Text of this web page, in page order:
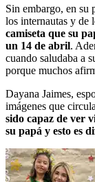
Sin embargo, en su
los internautas y de
camiseta que su
un 14 de abril.
cuando saludaba a
porque muchos
Dayana Jaimes,
imágenes que
sido capaz de ver
su papá y esto es